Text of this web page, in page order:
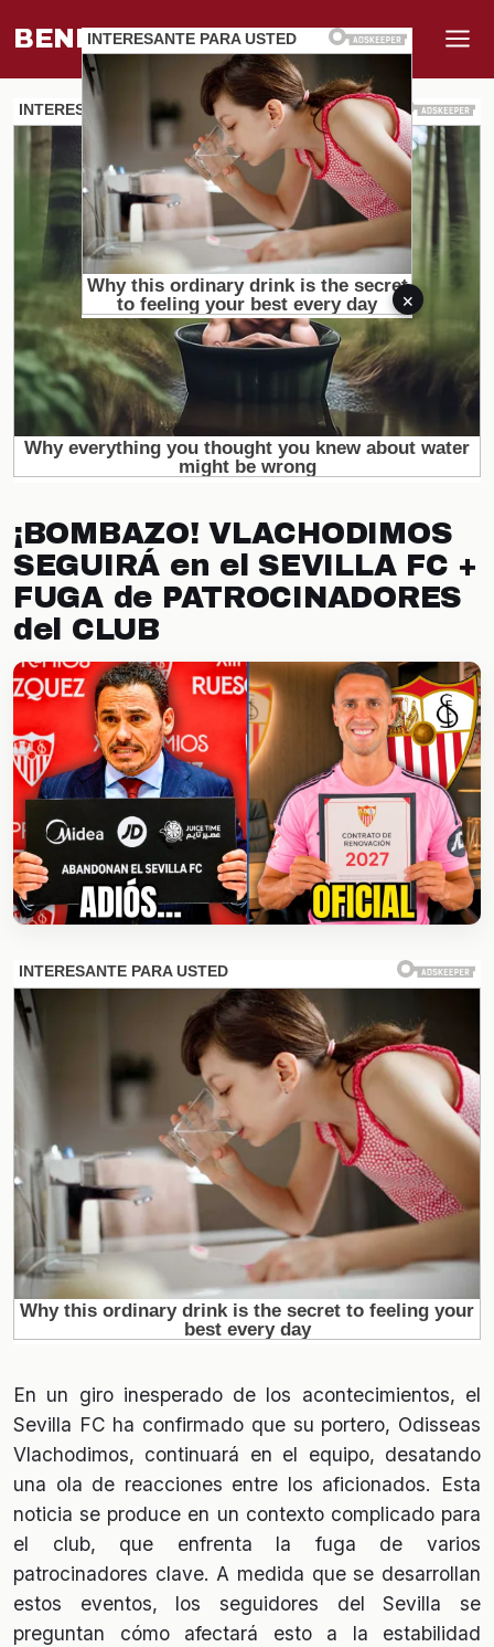
BENEFI.MUNDO
¡BOMBAZO! VLACHODIMOS
SEGUIRÁ en el SEVILLA FC +
FUGA de PATROCINADORES
del CLUB
En un giro inesperado de los acontecimientos, el
Sevilla FC ha confirmado que su portero, Odisseas
Vlachodimos, continuará en el equipo, desatando
una ola de reacciones entre los aficionados. Esta
noticia se produce en un contexto complicado para
el club, que enfrenta la fuga de varios
patrocinadores clave. A medida que se desarrollan
estos eventos, los seguidores del Sevilla se
preguntan cómo afectará esto a la estabilidad
×